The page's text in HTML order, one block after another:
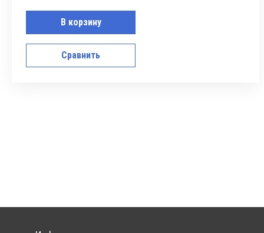
В корзину
Сравнить